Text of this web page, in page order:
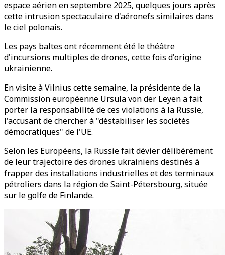
espace aérien en septembre 2025, quelques jours après
cette intrusion spectaculaire d'aéronefs similaires dans
le ciel polonais.
Les pays baltes ont récemment été le théâtre
d'incursions multiples de drones, cette fois d'origine
ukrainienne.
En visite à Vilnius cette semaine, la présidente de la
Commission européenne Ursula von der Leyen a fait
porter la responsabilité de ces violations à la Russie,
l'accusant de chercher à "déstabiliser les sociétés
démocratiques" de l'UE.
Selon les Européens, la Russie fait dévier délibérément
de leur trajectoire des drones ukrainiens destinés à
frapper des installations industrielles et des terminaux
pétroliers dans la région de Saint-Pétersbourg, située
sur le golfe de Finlande.